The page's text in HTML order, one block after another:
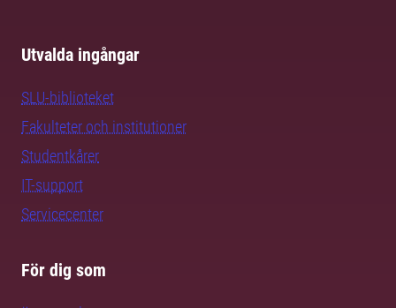
Utvalda ingångar
SLU-biblioteket
Fakulteter och institutioner
Studentkårer
IT-support
Servicecenter
För dig som